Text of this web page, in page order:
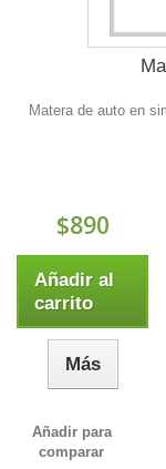
Matera de auto en
$890
Añadir al
carrito
Más
Añadir para
comparar